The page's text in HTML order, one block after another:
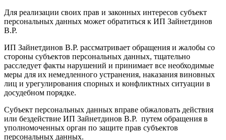
Для реализации своих прав и законных интересов субъект
персональных данных может обратиться к ИП Зайнетдинов
В.Р.
ИП Зайнетдинов В.Р. рассматривает обращения и жалобы со
стороны субъектов персональных данных, тщательно
расследует факты нарушений и принимает все необходимые
меры для их немедленного устранения, наказания виновных
лиц и урегулирования спорных и конфликтных ситуации в
досудебном порядке.
Субъект персональных данных вправе обжаловать действия
или бездействие ИП Зайнетдинов В.Р. путем обращения в
уполномоченных орган по защите прав субъектов
персональных данных.